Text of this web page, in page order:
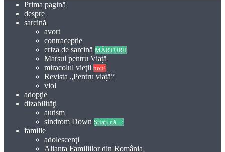
Prima pagină
despre
sarcină
avort
contracepție
criza de sarcină MĂRTURII
Marșul pentru Viață
miracolul vieţii nou!
Revista „Pentru viață”
viol
adopţie
dizabilităţi
autism
sindrom Down Știați că...?
familie
adolescenţi
Alianța Familiilor din România